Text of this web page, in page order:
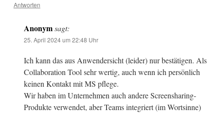
Antworten
Anonym sagt:
25. April 2024 um 22:48 Uhr
Ich kann das aus Anwendersicht (leider) nur bestätigen. Als
Collaboration Tool sehr wertig, auch wenn ich persönlich
keinen Kontakt mit MS pflege.
Wir haben im Unternehmen auch andere Screensharing-
Produkte verwendet, aber Teams integriert (im Wortsinne)